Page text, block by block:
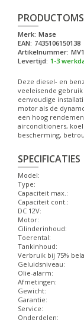
Merk: Mase
EAN: 7435106150138
Artikelnummer:
Levertijd: 1-3
Deze diesel- en
veeleisende
eenvoudige
motor als de
een hoog
airconditioners,
bescherming,
SPECIFICATIES
Model:
Type:
Capaciteit max.:
Capaciteit cont.:
DC 12V:
Motor:
Cilinderinhoud:
Toerental:
Tankinhoud:
Verbruik bij 75%
Geluidsniveau:
Olie-alarm:
Afmetingen:
Gewicht:
Garantie:
Service:
Onderdelen: